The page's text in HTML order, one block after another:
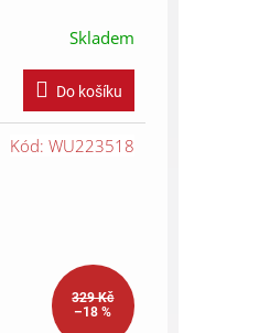
Skladem
Do košíku
329 Kč
–18 %
Kód: WU223518